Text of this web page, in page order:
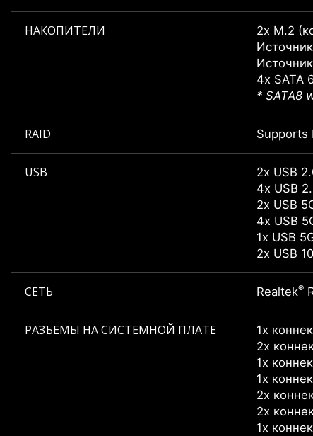
НАКОПИТЕЛИ
2x M.2
4x SATA
* SATA8
RAID Supports
USB
2x USB
4x USB
2x USB
4x USB
1x USB
2x USB
СЕТЬ Realtek®
РАЗЪЕМЫ НА СИСТЕМНОЙ ПЛАТЕ
1x
2x
1x
1x
2x
2x
1x